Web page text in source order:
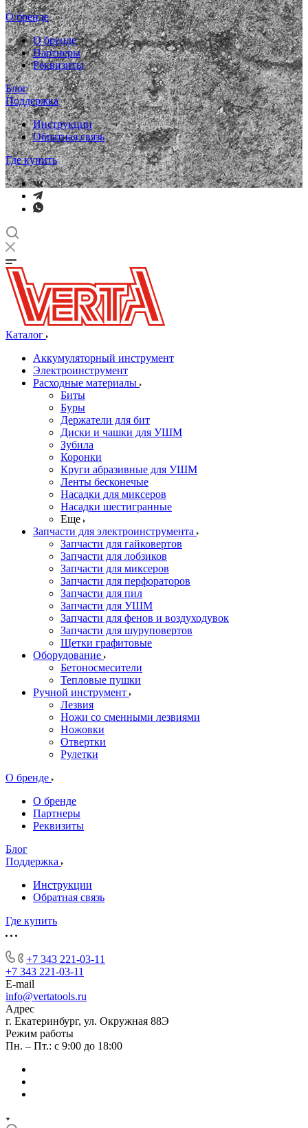
О бренде
О бренде
Партнеры
Реквизиты
Блог
Поддержка
Инструкции
Обратная связь
Где купить
Каталог
Аккумуляторный инструмент
Электроинструмент
Расходные материалы
Биты
Буры
Держатели для бит
Диски и чашки для УШМ
Зубила
Коронки
Круги абразивные для УШМ
Ленты бесконечые
Насадки для миксеров
Насадки шестигранные
Еще
Запчасти для электроинструмента
Запчасти для гайковертов
Запчасти для лобзиков
Запчасти для миксеров
Запчасти для перфораторов
Запчасти для пил
Запчасти для УШМ
Запчасти для фенов и воздуходувок
Запчасти для шуруповертов
Щетки графитовые
Оборудование
Бетоносмесители
Тепловые пушки
Ручной инструмент
Лезвия
Ножи со сменными лезвиями
Ножовки
Отвертки
Рулетки
О бренде
О бренде
Партнеры
Реквизиты
Блог
Поддержка
Инструкции
Обратная связь
Где купить
+7 343 221-03-11
+7 343 221-03-11
E-mail
info@vertatools.ru
Адрес
г. Екатеринбург, ул. Окружная 88Э
Режим работы
Пн. – Пт.: с 9:00 до 18:00